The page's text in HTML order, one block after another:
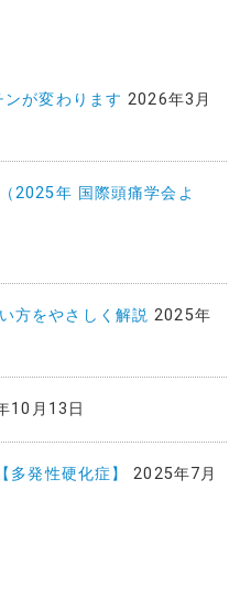
ンが変わります 2026年3月
2025年 国際頭痛学会よ
方をやさしく解説 2025年
10月13日
発性硬化症】
2025年7月